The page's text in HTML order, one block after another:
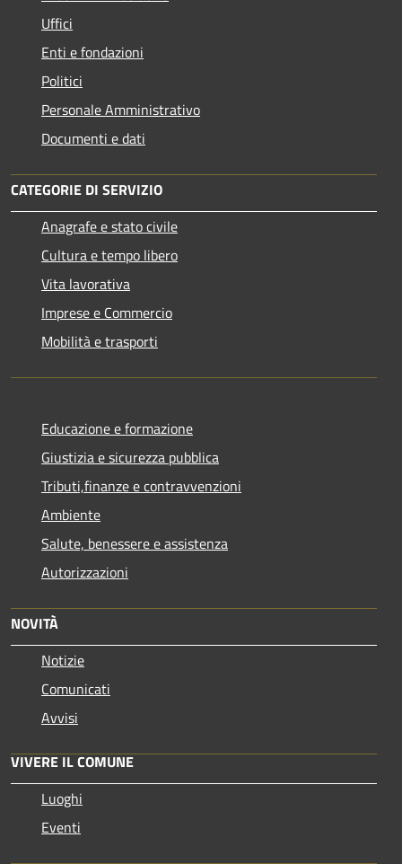
Uffici
Enti e fondazioni
Politici
Personale Amministrativo
Documenti e dati
CATEGORIE DI SERVIZIO
Anagrafe e stato civile
Cultura e tempo libero
Vita lavorativa
Imprese e Commercio
Mobilità e trasporti
Educazione e formazione
Giustizia e sicurezza pubblica
Tributi,finanze e contravvenzioni
Ambiente
Salute, benessere e assistenza
Autorizzazioni
NOVITÀ
Notizie
Comunicati
Avvisi
VIVERE IL COMUNE
Luoghi
Eventi